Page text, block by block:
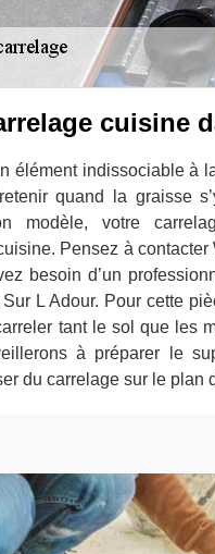
cuisine
élément indissociable à
quand la graisse
modèle, votre
Pensez à
besoin d’un
L Adour. Pour cette
tant le sol que les
à préparer le
du carrelage sur le plan